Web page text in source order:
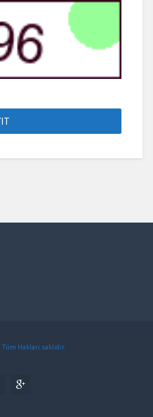
Tüm Hakları saklıdır.